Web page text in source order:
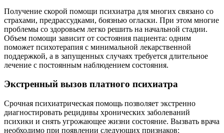
Получение скорой помощи психиатра для многих связано со
страхами, предрассудками, боязнью огласки. При этом многие
проблемы со здоровьем легко решить на начальной стадии.
Объем помощи зависит от состояния пациента: одним
поможет психотерапия с минимальной лекарственной
поддержкой, а в запущенных случаях требуется длительное
лечение с постоянным наблюдением состояния.
Экстренный вызов платного психиатра
Срочная психиатрическая помощь позволяет экстренно
диагностировать рецидивы хронических заболеваний
психики и снять угрожающее жизни состояние. Вызвать врача
необходимо при появлении следующих признаков: